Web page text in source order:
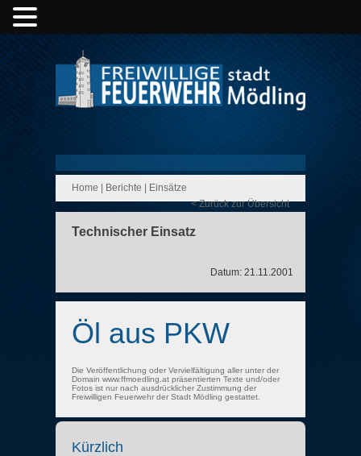
Home Berichte
Einsätze
< Zurück zur Übersicht
Technischer Einsatz
Datum: 21.11.2001
Öl aus PKW
Die Veröffentlichung oder Vervielfältigung aller unter der
Domain www.ffmoedling.at präsentierten Texte und/oder
Fotos ist nur nach ausdrücklicher Zustimmung der
Freiwilligen Feuerwehr der Stadt Mödling gestattet.
Kürzlich